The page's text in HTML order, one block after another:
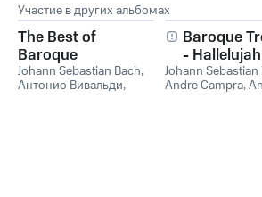
Участие в других альбомах
The Best of
Baroque
Johann Sebastian Bach,
Антонио Вивальди,
Baroque
- Hallelujah
Johann Sebastian
Andre Campra,